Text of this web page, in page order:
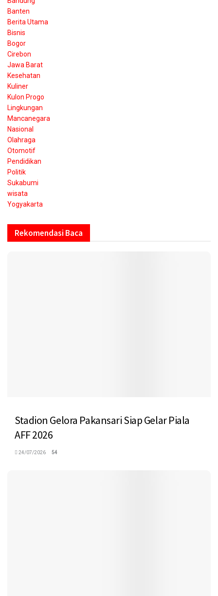
Banten
Berita Utama
Bisnis
Bogor
Cirebon
Jawa Barat
Kesehatan
Kuliner
Kulon Progo
Lingkungan
Mancanegara
Nasional
Olahraga
Otomotif
Pendidikan
Politik
Sukabumi
wisata
Yogyakarta
Rekomendasi Baca
Stadion Gelora Pakansari Siap Gelar Piala
AFF 2026
24/07/2026 54